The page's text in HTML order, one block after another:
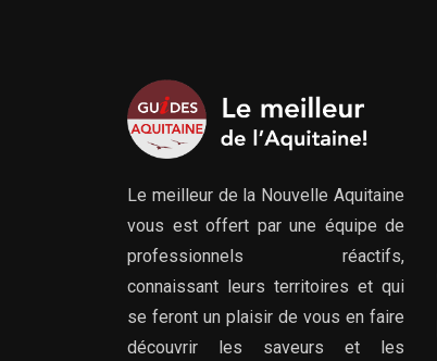
Le meilleur de la Nouvelle Aquitaine
vous est offert par une équipe de
professionnels réactifs,
connaissant leurs territoires et qui
se feront un plaisir de vous en faire
découvrir les saveurs et les